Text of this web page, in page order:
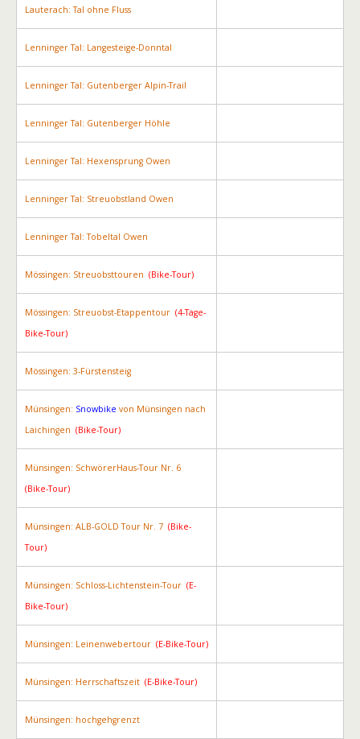
Lauterach: Tal ohne Fluss
Lenninger Tal: Langesteige-Donntal
Lenninger Tal: Gutenberger Alpin-Trail
Lenninger Tal: Gutenberger Höhle
Lenninger Tal: Hexensprung Owen
Lenninger Tal: Streuobstland Owen
Lenninger Tal: Tobeltal Owen
Mössingen: Streuobsttouren (Bike-Tour)
Mössingen: Streuobst-Etappentour (4-Tage-
Bike-Tour)
Mössingen: 3-Fürstensteig
Münsingen: Snowbike von Münsingen nach
Laichingen (Bike-Tour)
Münsingen: SchwörerHaus-Tour Nr. 6
(Bike-Tour)
Münsingen: ALB-GOLD Tour Nr. 7 (Bike-
Tour)
Münsingen: Schloss-Lichtenstein-Tour (E-
Bike-Tour)
Münsingen: Leinenwebertour (E-Bike-Tour)
Münsingen: Herrschaftszeit (E-Bike-Tour)
Münsingen: hochgehgrenzt